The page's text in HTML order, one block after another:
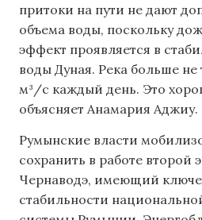
притоки на пути не дают
объема воды, поскольку
эффект проявляется в
воды Дуная. Река больше не
м³/с каждый день. Это
объясняет Анамария Аджиу.
Румынские власти
сохранить в работе второй
Чернаводэ, имеющий
стабильности